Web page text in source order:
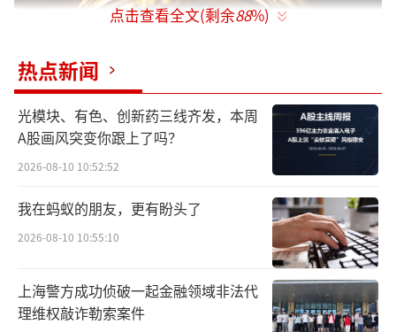
鲟龙科技创立于2003年4月，借助于杭州千
岛湖优质水资源，养育水中”活化石"——鲟
鱼，加工奢华盛宴美食——鱼子酱，生产高品质
鲟鱼产品。
点击查看全文(剩余88%)
热点新闻
光模块、有色、创新药三线齐发，本周
A股画风突变你跟上了吗？
2026-08-10 10:52:52
我在蚂蚁的朋友，更有盼头了
2026-08-10 10:55:10
上海警方成功侦破一起金融领域非法代
理维权敲诈勒索案件